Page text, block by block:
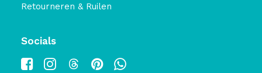
Retourneren & Ruilen
Socials